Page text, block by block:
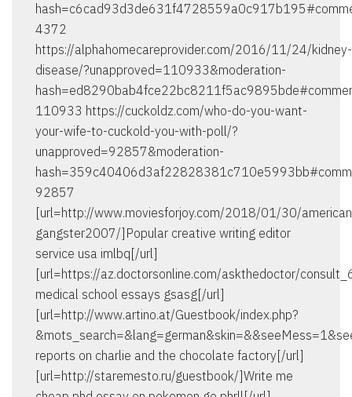
4372
https://alphahomecareprovider.com/2016/11/24/kidney-
disease/?unapproved=110933&moderation-
110933 https://cuckoldz.com/who-do-you-want-
your-wife-to-cuckold-you-with-poll/?
unapproved=92857&moderation-
92857
[url=http://www.moviesforjoy.com/2018/01/30/
gangster2007/]Popular creative writing editor
service usa imlbq[/url]
[url=https://az.doctorsonline.com/askthedoctor/
medical school essays gsasg[/url]
[url=http://www.artino.at/Guestbook/index.php?
reports on charlie and the chocolate factory[/url]
[url=http://staremesto.ru/guestbook/]Write me